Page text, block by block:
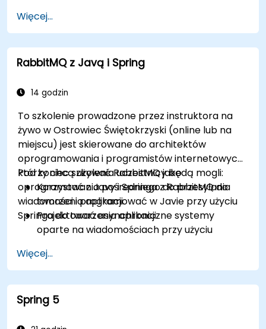
Więcej...
RabbitMQ z Javą i Spring
14 godzin
To szkolenie prowadzone przez instruktora na
żywo w Ostrowiec Świętokrzyski (online lub na
miejscu) jest skierowane do architektów
oprogramowania i programistów internetowych,
którzy chcą używać RabbitMQ jako
oprogramowania pośredniego do przesyłania
wiadomości i programować w Javie przy użyciu
Springa do tworzenia aplikacji.
Pod koniec szkolenia uczestnicy będą mogli:
Korzystać z Javy i Springa z RabbitMQ do
tworzenia aplikacji.
Projektować asynchroniczne systemy
oparte na wiadomościach przy użyciu
Tworzyć i stosować kolejki, tematy, wymiany
i powiązania w RabbitMQ.
Więcej...
Spring 5